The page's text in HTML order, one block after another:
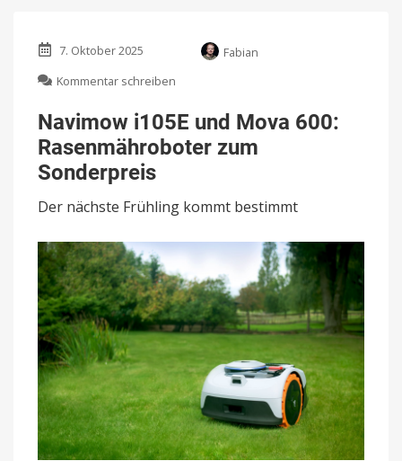
7. Oktober 2025
Fabian
Kommentar schreiben
i105E
und
Mova
zum
Sonderpreis
Navimow i105E und Mova 600:
Rasenmähroboter zum
Sonderpreis
Der nächste Frühling kommt bestimmt